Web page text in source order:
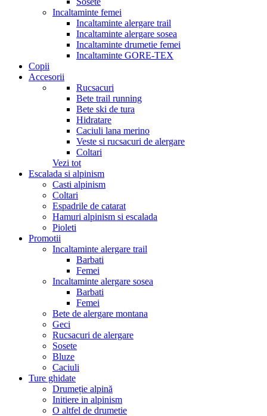
Incaltaminte femei
Incaltaminte alergare trail
Incaltaminte alergare sosea
Incaltaminte drumetie femei
Incaltaminte GORE-TEX
Copii
Accesorii
Rucsacuri
Bete trail running
Bete ski de tura
Hidratare
Caciuli lana merino
Veste si rucsacuri de alergare
Coltari
Vezi tot
Escalada si alpinism
Casti alpinism
Coltari
Espadrile de catarat
Hamuri alpinism si escalada
Pioleti
Promotii
Incaltaminte alergare trail
Barbati
Femei
Incaltaminte alergare sosea
Barbati
Femei
Bete de alergare montana
Geci
Rucsacuri de alergare
Sosete
Bluze
Caciuli
Ture ghidate
Drumeție alpină
Initiere in alpinism
O altfel de drumetie